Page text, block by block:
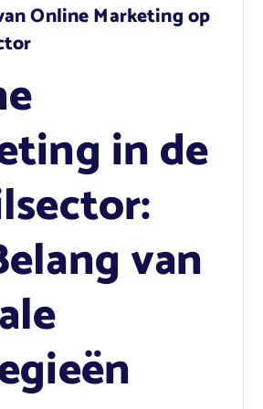
Online Marketing op
in de
van